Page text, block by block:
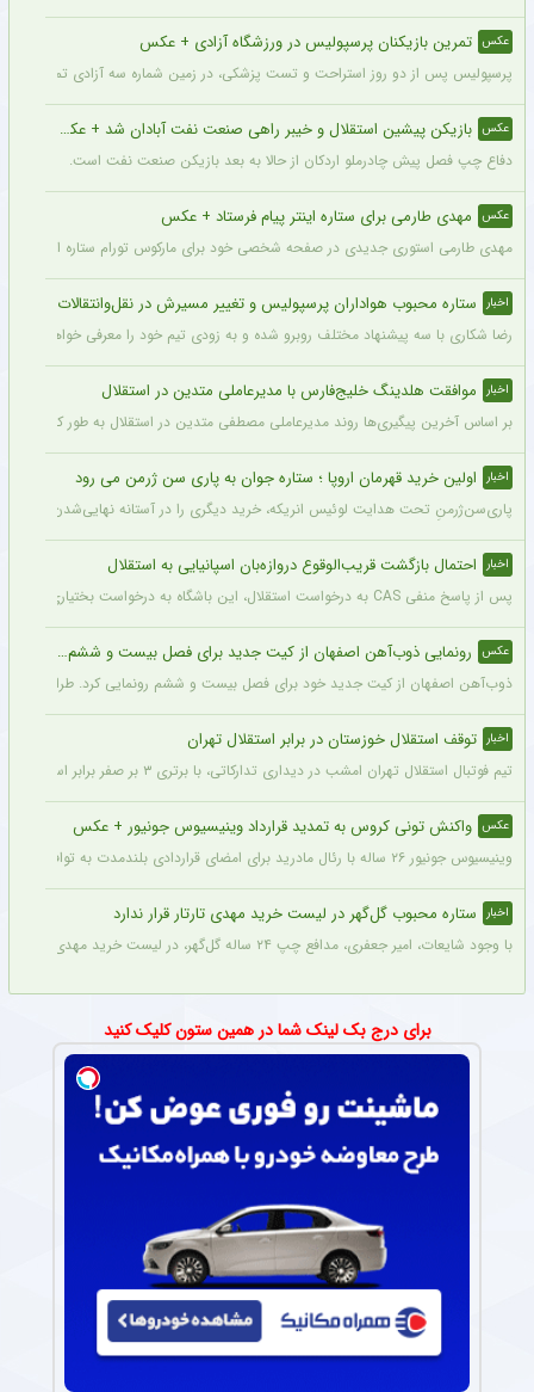
عکس تمرین بازیکنان پرسپولیس در ورزشگاه آزادی + عکس
پرسپولیس پس از دو روز استراحت و تست پزشکی، در زمین شماره سه آزادی تمرین کرد.
عکس بازیکن پیشین استقلال و خیبر راهی صنعت نفت آبادان شد + عکس
دفاع چپ فصل پیش چادرملو اردکان از حالا به بعد بازیکن صنعت نفت است.
عکس مهدی طارمی برای ستاره اینتر پیام فرستاد + عکس
مهدی طارمی استوری جدیدی در صفحه شخصی خود برای مارکوس تورام ستاره اینتر
اخبار ستاره محبوب هواداران پرسپولیس و تغییر مسیرش در نقل‌وانتقالات
رضا شکاری با سه پیشنهاد مختلف روبرو شده و به زودی تیم خود را معرفی خواهد کرد.
اخبار موافقت هلدینگ خلیج‌فارس با مدیرعاملی متدین در استقلال
بر اساس آخرین پیگیری‌ها روند مدیرعاملی مصطفی متدین در استقلال به طور کامل
اخبار اولین خرید قهرمان اروپا ؛ ستاره جوان به پاری سن ژرمن می رود
پاری‌سن‌ژرمنِ تحت هدایت لوئیس انریکه، خرید دیگری را در آستانه نهایی‌شدن دارد.
اخبار احتمال بازگشت قریب‌الوقوع دروازه‌بان اسپانیایی به استقلال
پس از پاسخ منفی CAS به درخواست استقلال، این باشگاه به درخواست بختیاری‌زاده قصد دارد قرارداد آنتونیو آدان، دروازه‌بان اسپانیایی فصل گذشته، را تمدید کند.
عکس رونمایی ذوب‌آهن اصفهان از کیت جدید برای فصل بیست و ششم + عکس
ذوب‌آهن اصفهان از کیت جدید خود برای فصل بیست و ششم رونمایی کرد. طراحی
اخبار توقف استقلال خوزستان در برابر استقلال تهران
تیم فوتبال استقلال تهران امشب در دیداری تدارکاتی، با برتری ۳ بر صفر برابر استقلال خوزستان، با دبل سعید سحرخیزان و گل یاسر آسانی پیروز شد.
عکس واکنش تونی کروس به تمدید قرارداد وینیسیوس جونیور + عکس
وینیسیوس جونیور ۲۶ ساله با رئال مادرید برای امضای قراردادی بلندمدت به توافق رسید که او را تا سال ۲۰۳۲ در سانتیاگو برنابئو نگه خواهد داشت و به شایعات درباره احتمال جدایی‌اش از این باشگاه پایان می‌دهد.
اخبار ستاره محبوب گل‌گهر در لیست خرید مهدی تارتار قرار ندارد
با وجود شایعات، امیر جعفری، مدافع چپ ۲۴ ساله گل‌گهر، در لیست خرید مهدی تارتار قرار ندارد.
برای درج بک لینک شما در همین ستون کلیک کنید